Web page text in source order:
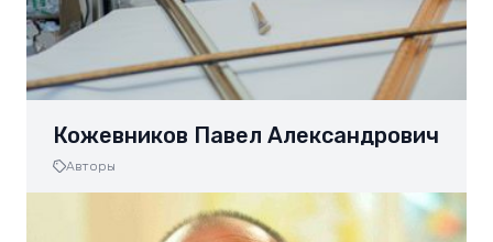
Кожевников Павел Александрович
Авторы